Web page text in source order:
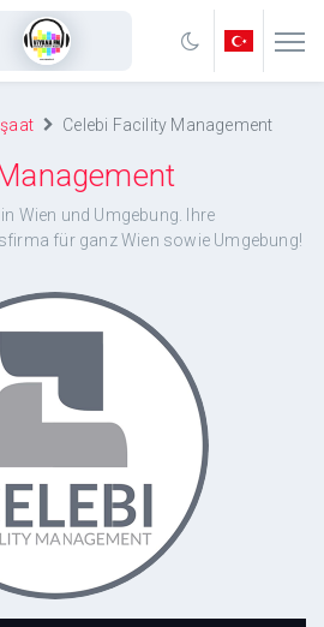
Celebi Facility Management
Wien und Umgebung. Ihre
für ganz Wien sowie Umgebung!
Management